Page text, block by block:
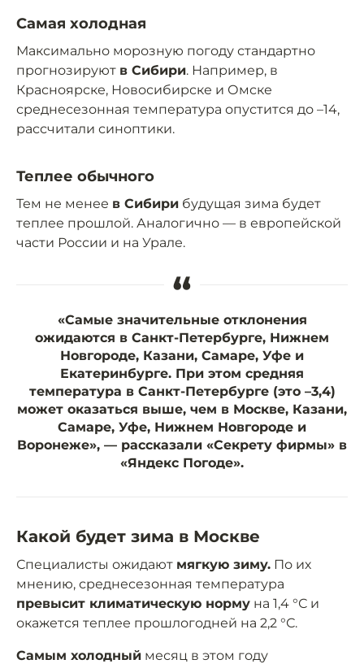
Самая холодная
Максимально морозную погоду стандартно
прогнозируют в Сибири. Например, в
Красноярске, Новосибирске и Омске
среднесезонная температура опустится до –14,
рассчитали синоптики.
Теплее обычного
Тем не менее в Сибири будущая зима будет
теплее прошлой. Аналогично — в европейской
части России и на Урале.
“
«Самые значительные отклонения
ожидаются в Санкт-Петербурге, Нижнем
Новгороде, Казани, Самаре, Уфе и
Екатеринбурге. При этом средняя
температура в Санкт-Петербурге (это –3,4)
может оказаться выше, чем в Москве, Казани,
Самаре, Уфе, Нижнем Новгороде и
Воронеже», — рассказали «Секрету фирмы» в
«Яндекс Погоде».
Какой будет зима в Москве
Специалисты ожидают мягкую зиму. По их
мнению, среднесезонная температура
превысит климатическую норму на 1,4 °С и
окажется теплее прошлогодней на 2,2 °С.
Самым холодный месяц в этом году